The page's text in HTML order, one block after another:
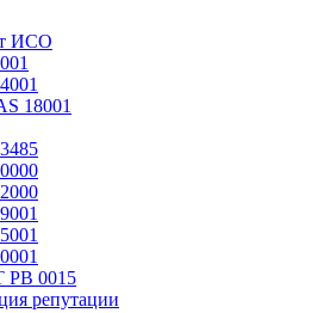
ИСО
18001
РВ 0015
репутации